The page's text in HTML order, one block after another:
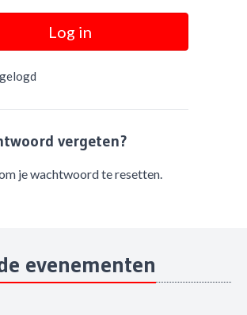
Log in
vergeten?
je wachtwoord te resetten.
evenementen